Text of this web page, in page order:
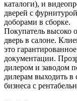
каталоги), и
дверей с
доборами в сборке.
Покупатель высоко
дверь в салоне.
это
документации.
дилером и заводом
дилерам выходить в
бизнеса с